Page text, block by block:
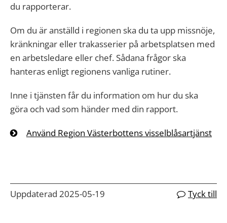
du rapporterar.
Om du är anställd i regionen ska du ta upp missnöje,
kränkningar eller trakasserier på arbetsplatsen med
en arbetsledare eller chef. Sådana frågor ska
hanteras enligt regionens vanliga rutiner.
Inne i tjänsten får du information om hur du ska
göra och vad som händer med din rapport.
Använd Region Västerbottens visselblåsartjänst
Uppdaterad 2025-05-19 Tyck till